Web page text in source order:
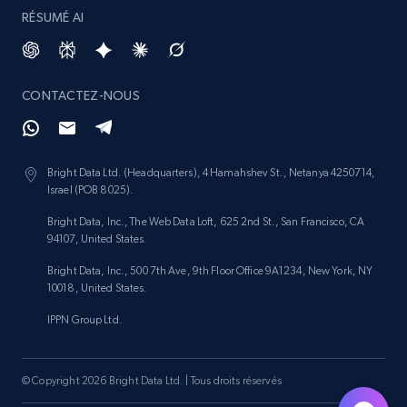
4.4K+
ID, Company, Ratings overall, Details size,
Company type, and more.
Business Populaire Enrichi
4.2K+
Google maps reviews
URL, Place id, Place name, Country, Address,
RÉSUMÉ AI
CONTACTEZ-NOUS
Bright Data Ltd. (Headquarters), 4 Hamahshev St., Netanya 4250714,
Israel (POB 8025).
Bright Data, Inc., The Web Data Loft, 625 2nd St., San Francisco, CA
94107, United States.
Bright Data, Inc., 500 7th Ave, 9th Floor Office 9A1234, New York, NY
10018, United States.
IPPN Group Ltd.
© Copyright 2026 Bright Data Ltd. | Tous droits réservés